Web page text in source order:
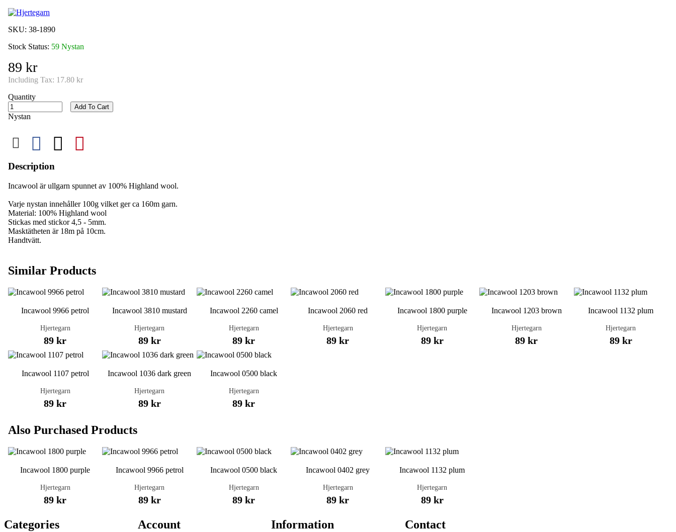
SKU: 38-1890
Stock Status: 59 Nystan
89 kr
Including Tax: 17.80 kr
Quantity
Nystan
Add To Cart
Description
Incawool är ullgarn spunnet av 100% Highland wool.
Varje nystan innehåller 100g vilket ger ca 160m garn.
Material: 100% Highland wool
Stickas med stickor 4,5 - 5mm.
Masktätheten är 18m på 10cm.
Handtvätt.
Similar Products
Incawool 9966 petrol
Hjertegarn
89 kr
Incawool 3810 mustard
Hjertegarn
89 kr
Incawool 2260 camel
Hjertegarn
89 kr
Incawool 2060 red
Hjertegarn
89 kr
Incawool 1800 purple
Hjertegarn
89 kr
Incawool 1203 brown
Hjertegarn
89 kr
Incawool 1132 plum
Hjertegarn
89 kr
Incawool 1107 petrol
Hjertegarn
89 kr
Incawool 1036 dark green
Hjertegarn
89 kr
Incawool 0500 black
Hjertegarn
89 kr
Also Purchased Products
Incawool 1800 purple
Hjertegarn
89 kr
Incawool 9966 petrol
Hjertegarn
89 kr
Incawool 0500 black
Hjertegarn
89 kr
Incawool 0402 grey
Hjertegarn
89 kr
Incawool 1132 plum
Hjertegarn
89 kr
Categories Account Information Contact